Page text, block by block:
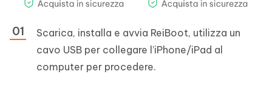
Scarica, installa e avvia ReiBoot, utilizza un
cavo USB per collegare l’iPhone/iPad al
computer per procedere.